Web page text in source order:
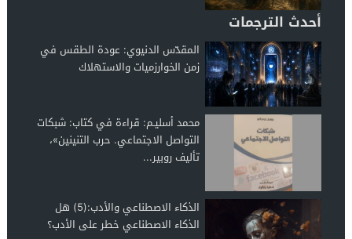
أحدث الترجمات
المقدّس الدنيوي: عودة الطقس في
زمن الخوارزميات والاستهلاك
محمد أسليـم: قراءة في كتاب: شبكات
التواصل الاجتماعي. حرب التنينين»،
تأليف روبير...
الذكاء الاصطناعي والأدب:(5) هل
الذكاء الاصطناعي خطر على الأدب؟